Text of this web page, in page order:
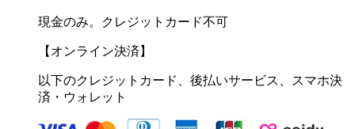
現金のみ。クレジットカード不可
【オンライン決済】
以下のクレジットカード、後払いサービス、スマホ決
済・ウォレット